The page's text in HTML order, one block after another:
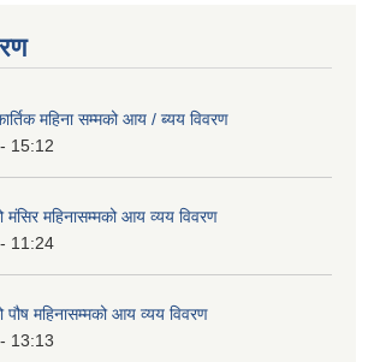
महिना सम्मको आय / ब्यय विवरण
15:12
महिनासम्मको आय व्यय विवरण
11:24
महिनासम्मको आय व्यय विवरण
13:13